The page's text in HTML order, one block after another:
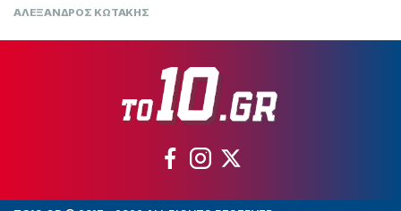
ΑΛΕΞΑΝΔΡΟΣ ΚΩΤΑΚΗΣ